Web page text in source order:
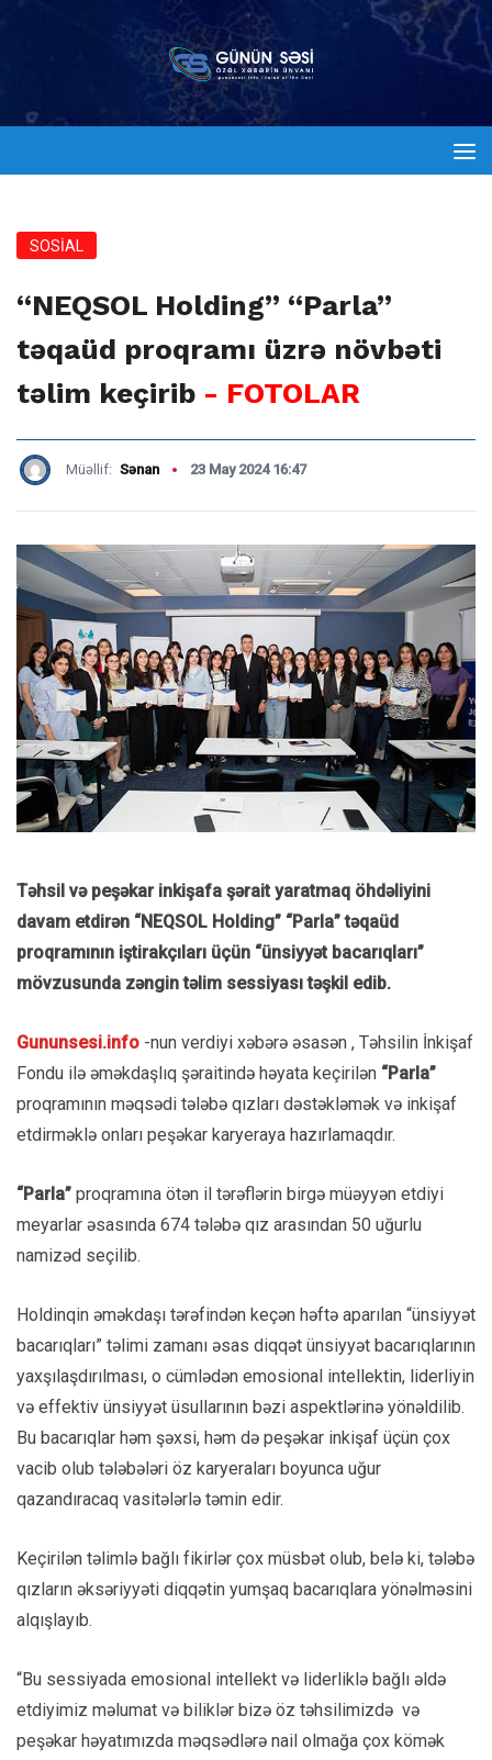
SOSİAL
“NEQSOL Holding” “Parla”
təqaüd proqramı üzrə növbəti
təlim keçirib - FOTOLAR
Müəllif: Sənan 23 May 2024 16:47
Təhsil və peşəkar inkişafa şərait yaratmaq öhdəliyini
davam etdirən “NEQSOL Holding” “Parla” təqaüd
proqramının iştirakçıları üçün “ünsiyyət bacarıqları”
mövzusunda zəngin təlim sessiyası təşkil edib.
Gununsesi.info -nun verdiyi xəbərə əsasən , Təhsilin İnkişaf
Fondu ilə əməkdaşlıq şəraitində həyata keçirilən “Parla”
proqramının məqsədi tələbə qızları dəstəkləmək və inkişaf
etdirməklə onları peşəkar karyeraya hazırlamaqdır.
“Parla” proqramına ötən il tərəflərin birgə müəyyən etdiyi
meyarlar əsasında 674 tələbə qız arasından 50 uğurlu
namizəd seçilib.
Holdinqin əməkdaşı tərəfindən keçən həftə aparılan “ünsiyyət
bacarıqları” təlimi zamanı əsas diqqət ünsiyyət bacarıqlarının
yaxşılaşdırılması, o cümlədən emosional intellektin, liderliyin
və effektiv ünsiyyət üsullarının bəzi aspektlərinə yönəldilib.
Bu bacarıqlar həm şəxsi, həm də peşəkar inkişaf üçün çox
vacib olub tələbələri öz karyeraları boyunca uğur
qazandıracaq vasitələrlə təmin edir.
Keçirilən təlimlə bağlı fikirlər çox müsbət olub, belə ki, tələbə
qızların əksəriyyəti diqqətin yumşaq bacarıqlara yönəlməsini
alqışlayıb.
“Bu sessiyada emosional intellekt və liderliklə bağlı əldə
etdiyimiz məlumat və biliklər bizə öz təhsilimizdə və
peşəkar həyatımızda məqsədlərə nail olmağa çox kömək